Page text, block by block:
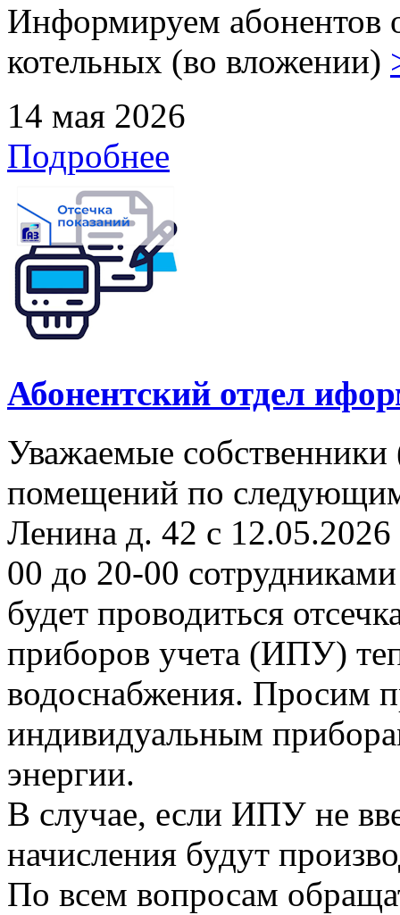
Информируем абонентов
котельных (во вложении)
14 мая 2026
Подробнее
Абонентский отдел
Уважаемые
помещений по
Ленина д. 42 с
00 до 20-00
будет проводиться
приборов учета (ИПУ)
водоснабжения. Просим
индивидуальным
энергии.
В случае, если ИПУ не
начисления будут
По всем вопросам